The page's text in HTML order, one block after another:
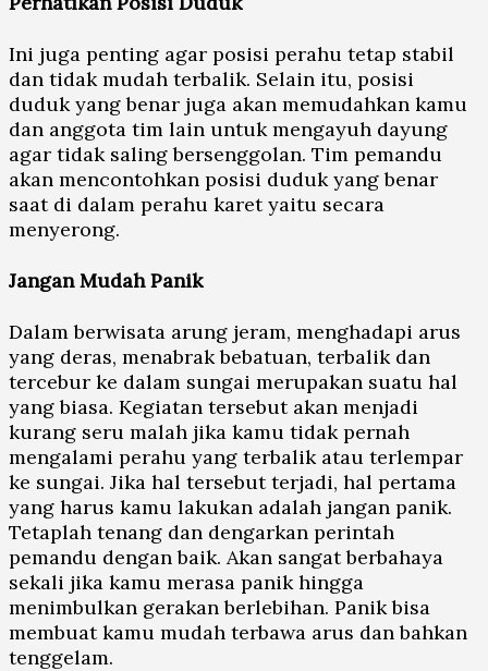
Ini juga penting agar posisi perahu tetap stabil
dan tidak mudah terbalik. Selain itu, posisi
duduk yang benar juga akan memudahkan kamu
dan anggota tim lain untuk mengayuh dayung
agar tidak saling bersenggolan. Tim pemandu
akan mencontohkan posisi duduk yang benar
saat di dalam perahu karet yaitu secara
menyerong.
Jangan Mudah Panik
Dalam berwisata arung jeram, menghadapi arus
yang deras, menabrak bebatuan, terbalik dan
tercebur ke dalam sungai merupakan suatu hal
yang biasa. Kegiatan tersebut akan menjadi
kurang seru malah jika kamu tidak pernah
mengalami perahu yang terbalik atau terlempar
ke sungai. Jika hal tersebut terjadi, hal pertama
yang harus kamu lakukan adalah jangan panik.
Tetaplah tenang dan dengarkan perintah
pemandu dengan baik. Akan sangat berbahaya
sekali jika kamu merasa panik hingga
menimbulkan gerakan berlebihan. Panik bisa
membuat kamu mudah terbawa arus dan bahkan
tenggelam.